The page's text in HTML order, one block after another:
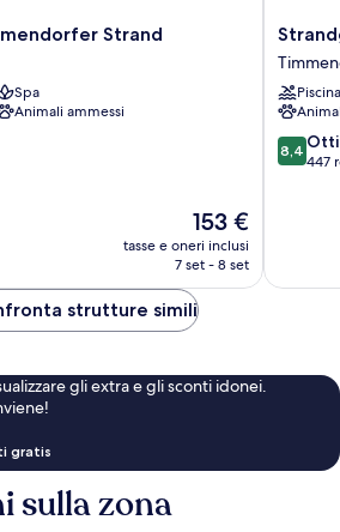
Strand
Spa
Animali ammessi
Il
prezzo
attuale
153 €
153 €
tasse e oneri inclusi
7 set - 8 set
Golf-
&
Spa
Resort
Strand
Piscina
8.4
su
8,4
447
strutture simili
gli extra e gli sconti idonei.
gratis
sulla zona